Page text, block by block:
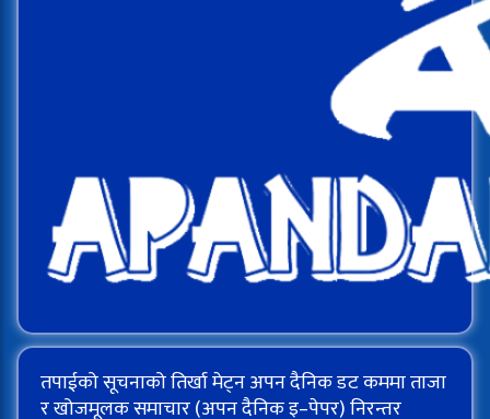
तपाईको सूचनाको तिर्खा मेट्न अपन दैनिक डट कममा ताजा
र खोजमूलक समाचार (अपन दैनिक इ–पेपर) निरन्तर